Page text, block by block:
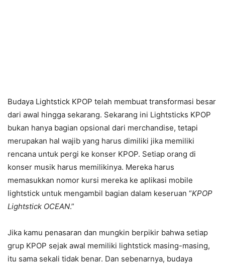
Budaya Lightstick KPOP telah membuat transformasi besar
dari awal hingga sekarang. Sekarang ini Lightsticks KPOP
bukan hanya bagian opsional dari merchandise, tetapi
merupakan hal wajib yang harus dimiliki jika memiliki
rencana untuk pergi ke konser KPOP. Setiap orang di
konser musik harus memilikinya. Mereka harus
memasukkan nomor kursi mereka ke aplikasi mobile
lightstick untuk mengambil bagian dalam keseruan “KPOP
Lightstick OCEAN.”
Jika kamu penasaran dan mungkin berpikir bahwa setiap
grup KPOP sejak awal memiliki lightstick masing-masing,
itu sama sekali tidak benar. Dan sebenarnya, budaya